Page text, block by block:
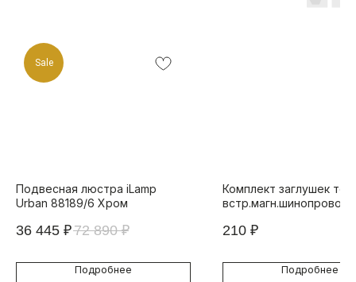
Sale
Подвесная люстра iLamp
Urban 88189/6 Хром
36 445 ₽72 890 ₽
Подробнее
Комплект заглушек
встр.магн.шинопровода
4822-026-WH (2 шт)
210 ₽
Подробнее